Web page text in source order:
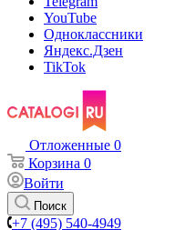
YouTube
Одноклассники
Яндекс.Дзен
TikTok
Отложенные 0
Корзина 0
Войти
Поиск
+7 (495) 540-4949